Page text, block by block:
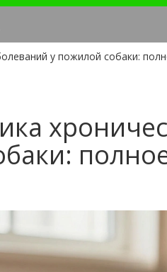
у пожилой собаки: